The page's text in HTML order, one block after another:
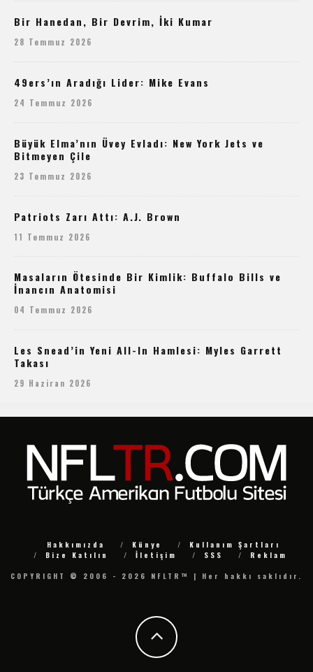
Bir Hanedan, Bir Devrim, İki Kumar
28 Temmuz 2026
49ers’ın Aradığı Lider: Mike Evans
24 Temmuz 2026
Büyük Elma’nın Üvey Evladı: New York Jets ve
Bitmeyen Çile
23 Temmuz 2026
Patriots Zarı Attı: A.J. Brown
11 Temmuz 2026
Masaların Ötesinde Bir Kimlik: Buffalo Bills ve
İnancın Anatomisi
04 Temmuz 2026
Les Snead’in Yeni All-In Hamlesi: Myles Garrett
Takası
29 Haziran 2026
Hakkımızda Künye
Kullanım Şartları
Bize Katılın
İletişim SSS
Reklam
COPYRIGHT © 2006 - 2026 NFLTR™ | Her hakkı saklıdır.